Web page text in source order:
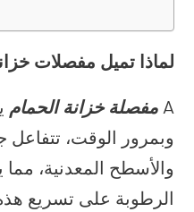
لماذا تميل مفصلات
Aمفصلة خزانة الحمام
وبمرور الوقت، تتفاعل
والأسطح المعدنية،
الرطوبة على تسريع